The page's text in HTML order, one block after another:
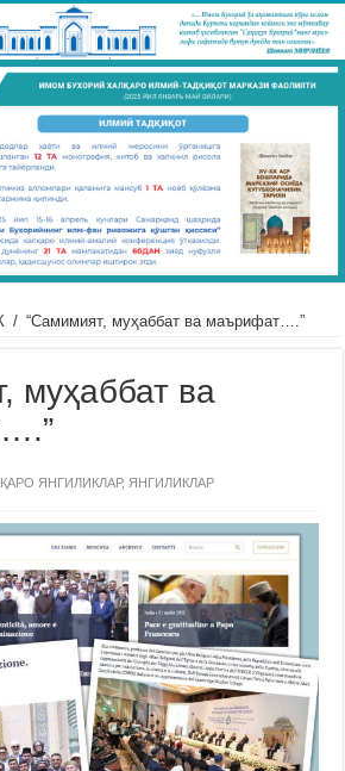
/ “Самимият, муҳаббат ва маърифат….”
муҳаббат ва
ЯНГИЛИКЛАР, ЯНГИЛИКЛАР